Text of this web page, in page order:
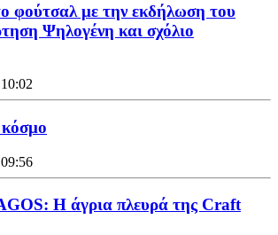
φούτσαλ με την εκδήλωση του
Ψηλογένη και σχόλιο
κόσμο
Η άγρια πλευρά της Craft